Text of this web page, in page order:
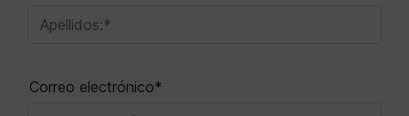
Correo electrónico*